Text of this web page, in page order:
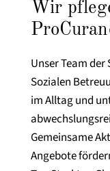
Wir
Unser Team
Sozialen
im Alltag und
Gemeinsame
Angebote